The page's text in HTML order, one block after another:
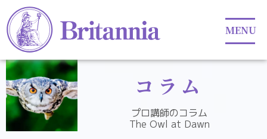
コラム
プロ講師のコラム
The Owl at Dawn